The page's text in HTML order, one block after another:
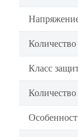
Класс